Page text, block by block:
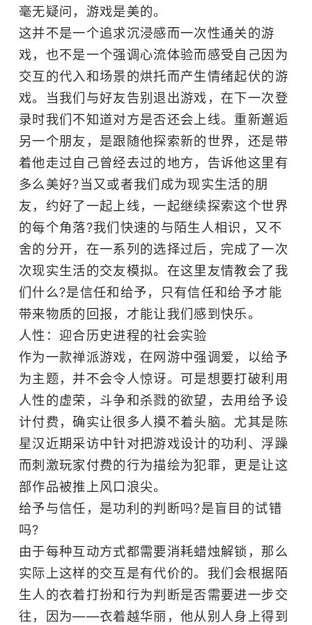
毫无疑问，游戏是美的。
这并不是一个追求沉浸感而一次性通关的游
戏，也不是一个强调心流体验而感受自己因为
交互的代入和场景的烘托而产生情绪起伏的游
戏。当我们与好友告别退出游戏，在下一次登
录时我们不知道对方是否还会上线。重新邂逅
另一个朋友，是跟随他探索新的世界，还是带
着他走过自己曾经去过的地方，告诉他这里有
多么美好?当又或者我们成为现实生活的朋
友，约好了一起上线，一起继续探索这个世界
的每个角落?我们快速的与陌生人相识，又不
舍的分开，在一系列的选择过后，完成了一次
次现实生活的交友模拟。在这里友情教会了我
们什么?是信任和给予，只有信任和给予才能
带来物质的回报，才能让我们感到快乐。
人性：迎合历史进程的社会实验
作为一款禅派游戏，在网游中强调爱，以给予
为主题，并不会令人惊讶。可是想要打破利用
人性的虚荣，斗争和杀戮的欲望，去用给予设
计付费，确实让很多人摸不着头脑。尤其是陈
星汉近期采访中针对把游戏设计的功利、浮躁
而刺激玩家付费的行为描绘为犯罪，更是让这
部作品被推上风口浪尖。
给予与信任，是功利的判断吗?是盲目的试错
吗?
由于每种互动方式都需要消耗蜡烛解锁，那么
实际上这样的交互是有代价的。我们会根据陌
生人的衣着打扮和行为判断是否需要进一步交
往，因为――衣着越华丽，他从别人身上得到